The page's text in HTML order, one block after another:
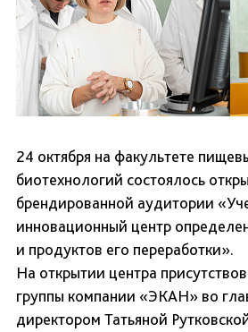
24 октября на факультете
биотехнологий состоялось
брендированной аудитории
инновационный центр
и продуктов его переработки».
На открытии центра
группы компании «ЭКАН» во
директором Татьяной